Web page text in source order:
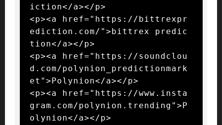
iction</a></p>
<p><a href="https://bittrexpr
ediction.com/">bittrex predic
tion</a></p>
<p><a href="https://soundclou
d.com/polynion_predictionmark
et">Polynion</a></p>
<p><a href="https://www.insta
gram.com/polynion.trending">P
olynion</a></p>